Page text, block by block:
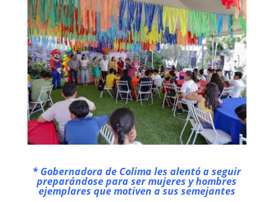
* Gobernadora de Colima les alentó a seguir
preparándose para ser mujeres y hombres
ejemplares que motiven a sus semejantes